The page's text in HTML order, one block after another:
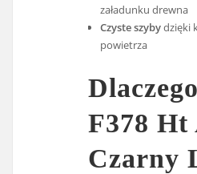
załadunku drewna
Czyste szybydzięki
powietrza
F378 Ht
Czarny